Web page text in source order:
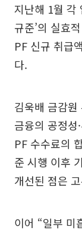
지난해 1월 각
규준’의 실효
PF 신규 취급
다.
김욱배 금감
금융의 공정성
PF 수수료의
준 시행 이후
개선된 점은
이어 “일부 미